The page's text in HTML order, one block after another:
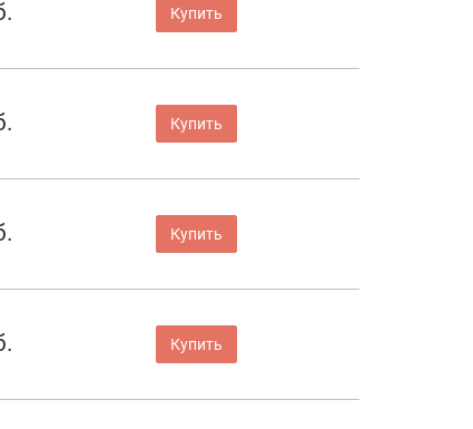
Купить
Купить
Купить
Купить